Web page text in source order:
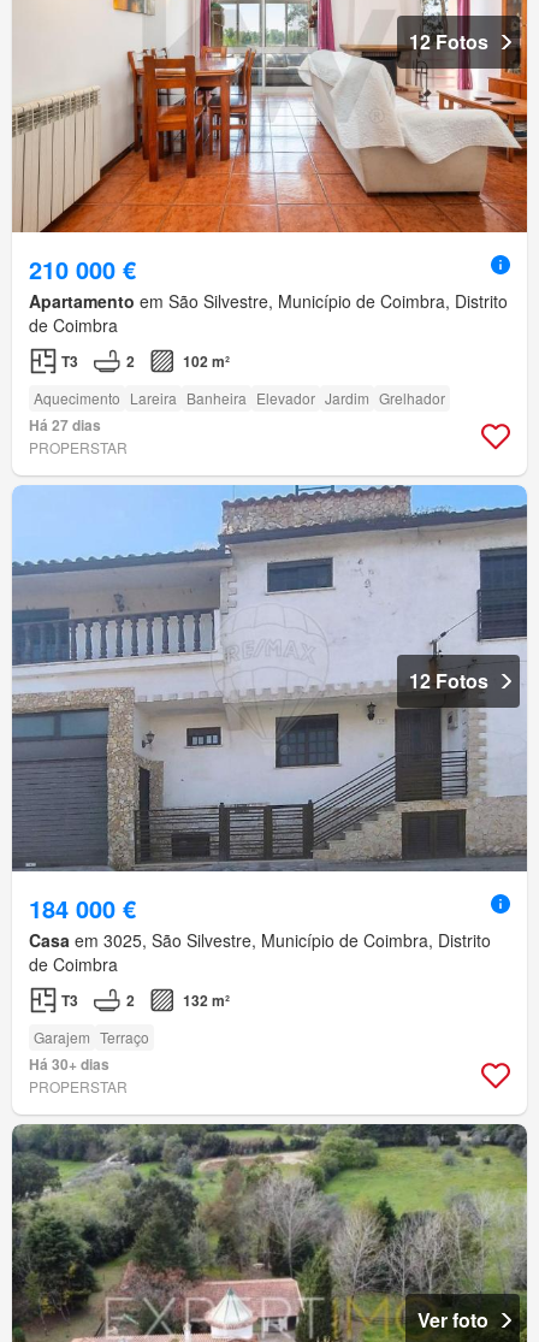
12 Fotos
210 000 €
Apartamento em São Silvestre, Município de Coimbra, Distrito
de Coimbra
T3 2 102 m²
Aquecimento Lareira Banheira Elevador Jardim Grelhador
Há 27 dias
PROPERSTAR
12 Fotos
184 000 €
Casa em 3025, São Silvestre, Município de Coimbra, Distrito
de Coimbra
T3 2 132 m²
Garajem Terraço
Há 30+ dias
PROPERSTAR
Ver foto